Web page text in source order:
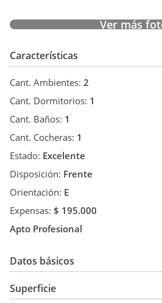
Ver más
Características
Cant. Ambientes: 2
Cant. Dormitorios: 1
Cant. Baños: 1
Cant. Cocheras: 1
Estado: Excelente
Disposición: Frente
Orientación: E
Expensas: $ 195.000
Apto Profesional
Datos básicos
USD 183.000
Superficie